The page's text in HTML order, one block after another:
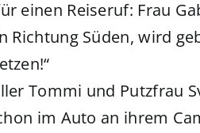
einen Reiseruf: Frau
Richtung Süden, wird
Tommi und Putzfrau
im Auto an ihrem